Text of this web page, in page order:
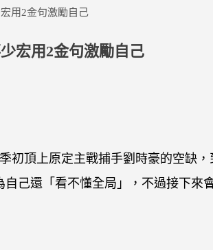
用2金句激勵自己
宏用2金句激勵自己
初頂上原定主戰捕手劉時豪的空缺，
己還「看不懂全局」，不過接下來